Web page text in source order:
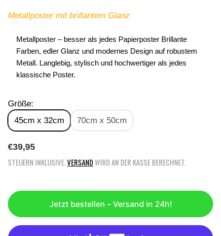
Metallposter mit brillantem Glanz
Metallposter – besser als jedes Papierposter Brillante
Farben, edler Glanz und modernes Design auf robustem
Metall. Langlebig, stylisch und hochwertiger als jedes
klassische Poster.
Größe:
45cm x 32cm
70cm x 50cm
R
G
Ä
R
R
€39,95
STEUERN INKLUSIVE. VERSANDWIRD AN DER KASSE BERECHNET.
Jetzt bestellen – Versand in 24h!